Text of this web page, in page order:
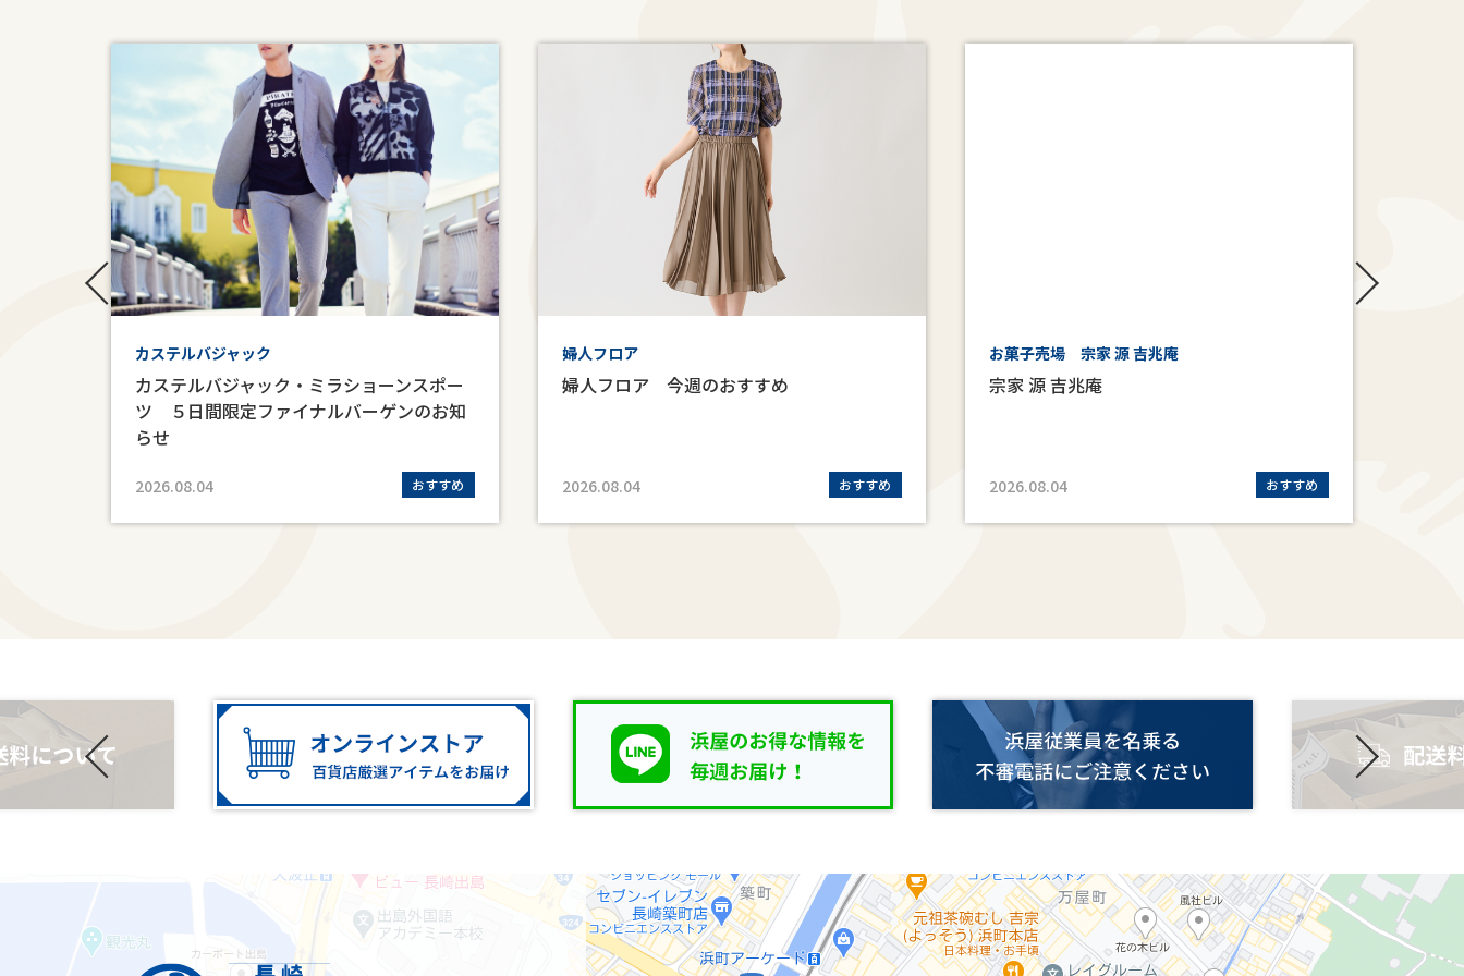
カステルバジャック
カステルバジャック・ミラショーンスポー
ツ ５日間限定ファイナルバーゲンのお知
らせ
2026.08.04 おすすめ
婦人フロア
婦人フロア 今週のおすすめ
2026.08.04 おすすめ
お菓子売場 宗家 源 吉兆庵
宗家 源 吉兆庵
2026.08.04 おすすめ